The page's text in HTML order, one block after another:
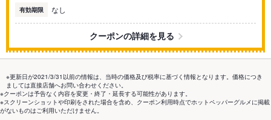
有効期限 なし
クーポンの詳細を見る
※更新日が2021/3/31以前の情報は、当時の価格及び税率に基づく情報となります。価格につき
ましては直接店舗へお問い合わせください。
※クーポンは予告なく内容を変更・終了・延長する可能性があります。
※スクリーンショットや印刷をされた場合を含め、クーポン利用時点でホットペッパーグルメに掲載
がないものはご利用いただけません。